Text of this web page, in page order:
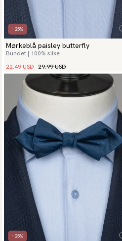
- 25%
Mørkeblå paisley butterfly
Bundet | 100% silke
22.49 USD 29.99 USD
- 25%